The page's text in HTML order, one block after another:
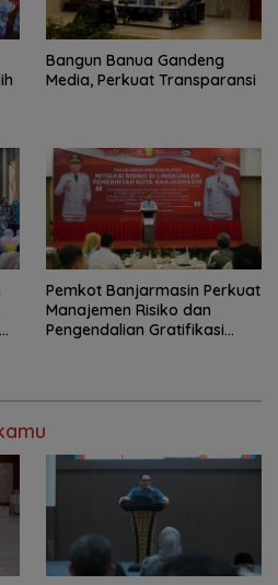
Bangun Banua Gandeng
Media, Perkuat Transparansi
Pemkot Banjarmasin Perkuat
Manajemen Risiko dan
Pengendalian Gratifikasi